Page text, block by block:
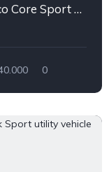
VOLVO XC60 B5 AWD Automatico Core Sport Utility Vehicle 5-Door (Euro 6D)
0